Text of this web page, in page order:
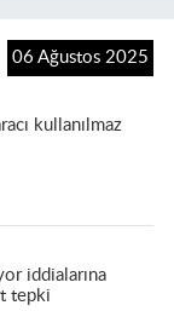
06 Ağustos 2025
kullanılmaz
iddialarına
tepki